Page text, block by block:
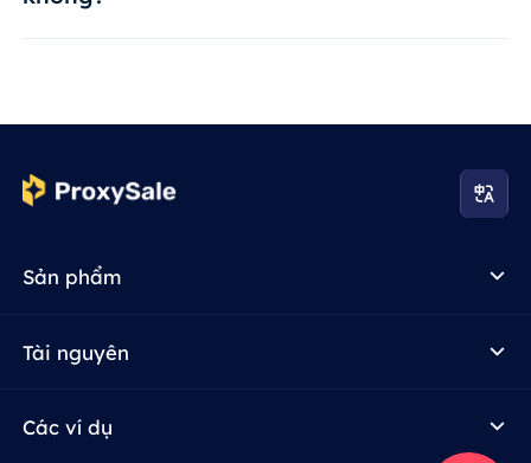
Sản phẩm
Tài nguyên
Các ví dụ